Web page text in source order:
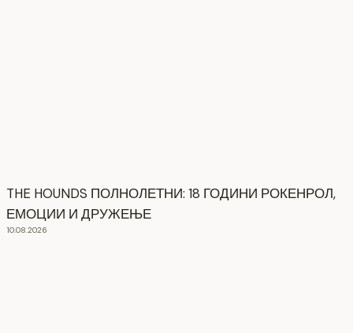
THE HOUNDS ПОЛНОЛЕТНИ: 18 ГОДИНИ РОКЕНРОЛ,
ЕМОЦИИ И ДРУЖЕЊЕ
10.08.2026